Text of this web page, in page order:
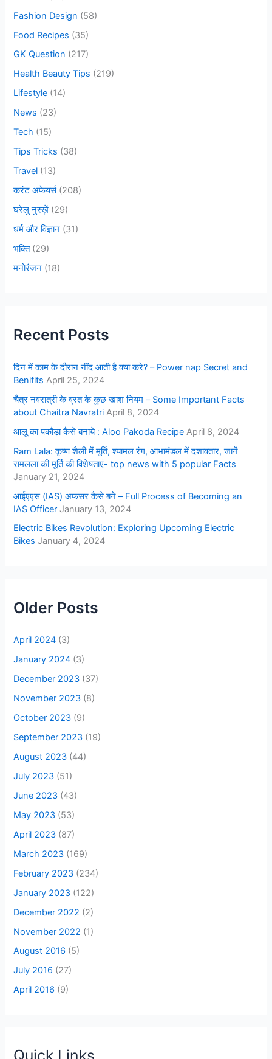
r
:
Fashion Design (58)
Food Recipes (35)
GK Question (217)
Health Beauty Tips (219)
Lifestyle (14)
News (23)
Tech (15)
Tips Tricks (38)
Travel (13)
करंट अफेयर्स(208)
घरेलु नुस्ख़ें (29)
धर्म और विज्ञान (31)
भक्ति(29)
मनोरंजन (18)
Recent Posts
दिन में काम के दौरान नींद आती है क्या करे? – Power nap Secret and
Benifits April 25, 2024
चैत्र नवरात्री के व्रत के कुछ खाश नियम – Some Important Facts
about Chaitra Navratri April 8, 2024
आलू का पकौड़ा कैसे बनाये : Aloo Pakoda Recipe April 8, 2024
Ram Lala: कृष्ण शैली में मूर्ति, श्यामल रंग, आभामंडल में दशावतार, जानें
रामलला की मूर्ति की विशेषताएं- top news with 5 popular Facts
January 21, 2024
आईएएस (IAS) अफसर कैसे बने – Full Process of Becoming an
IAS Officer January 13, 2024
Electric Bikes Revolution: Exploring Upcoming Electric
Bikes January 4, 2024
Older Posts
April 2024 (3)
January 2024 (3)
December 2023 (37)
November 2023 (8)
October 2023 (9)
September 2023 (19)
August 2023 (44)
July 2023 (51)
June 2023 (43)
May 2023 (53)
April 2023 (87)
March 2023 (169)
February 2023 (234)
January 2023 (122)
December 2022 (2)
November 2022 (1)
August 2016 (5)
July 2016 (27)
April 2016 (9)
Quick Links